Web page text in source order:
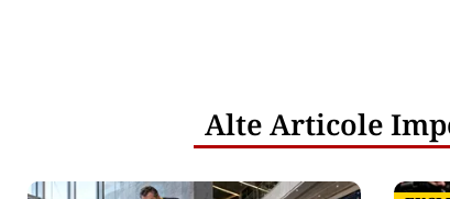
Oficiuldestiri.ro